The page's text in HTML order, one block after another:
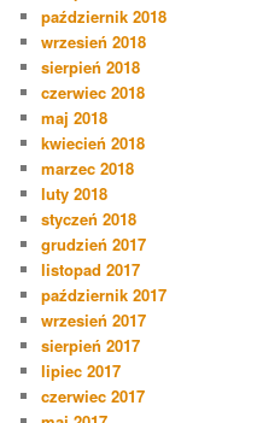
październik 2018
wrzesień 2018
sierpień 2018
czerwiec 2018
maj 2018
kwiecień 2018
marzec 2018
luty 2018
styczeń 2018
grudzień 2017
listopad 2017
październik 2017
wrzesień 2017
sierpień 2017
lipiec 2017
czerwiec 2017